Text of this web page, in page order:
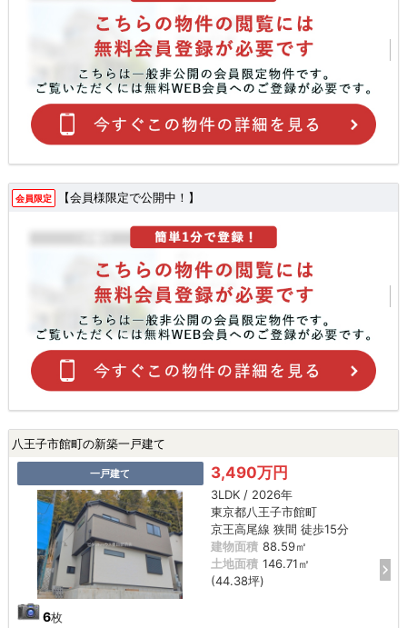
会員限定 【会員様限定で公開中！】
八王子市館町の新築一戸建て
一戸建て
6枚
3,490万円
3LDK / 2026年
東京都八王子市館町
京王高尾線 狭間 徒歩15分
建物面積 88.59㎡
土地面積 146.71㎡
(44.38坪)